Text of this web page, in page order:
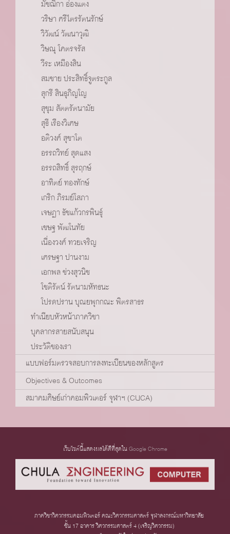
มัชฌิกา อ่องแตง
วริษา ศรีไตรรัตนรักษ์
วิวัฒน์ วัฒนาวุฒิ
วิษณุ โคตรจรัส
วีระ เหมืองสิน
สมชาย ประสิทธิ์จูตระกูล
สุกรี สินธุภิญโญ
สุขุม สัตตรัตนามัย
สุธี เรืองวิเศษ
อติวงศ์ สุชาโต
อรรถวิทย์ สุดแสง
อรรถสิทธิ์ สุรฤกษ์
อาทิตย์ ทองทักษ์
เกริก ภิรมย์โสภา
เจษฏา ธัชแก้วกรพินธ์ุ
เชษฐ พัฒโนทัย
เนื่องวงศ์ ทวยเจริญ
เศรษฐา ปานงาม
เอกพล ช่วงสุวนิช
โชติรัตน์ รัตนามหัทธนะ
โปรดปราน บุณยพุกกณะ พิตรสาธร
ทำเนียบหัวหน้าภาควิชา
บุคลากรสายสนับสนุน
ประวัติของเรา
แบบฟอร์มตรวจสอบการลงทะเบียนของหลักสูตร
Objectives & Outcomes
สมาคมศิษย์เก่าคอมพิวเตอร์ จุฬาฯ (CUCA)
เว็บไซต์นี้แสดงผลได้ดีที่สุดในGoogle Chrome
ภาควิชาวิศวกรรมคอมพิวเตอร์ คณะวิศวกรรมศาสตร์ จุฬาลงกรณ์มหาวิทยาลัย
ชั้น 17 อาคาร วิศวกรรมศาสตร์ 4 (เจริญวิศวกรรม)